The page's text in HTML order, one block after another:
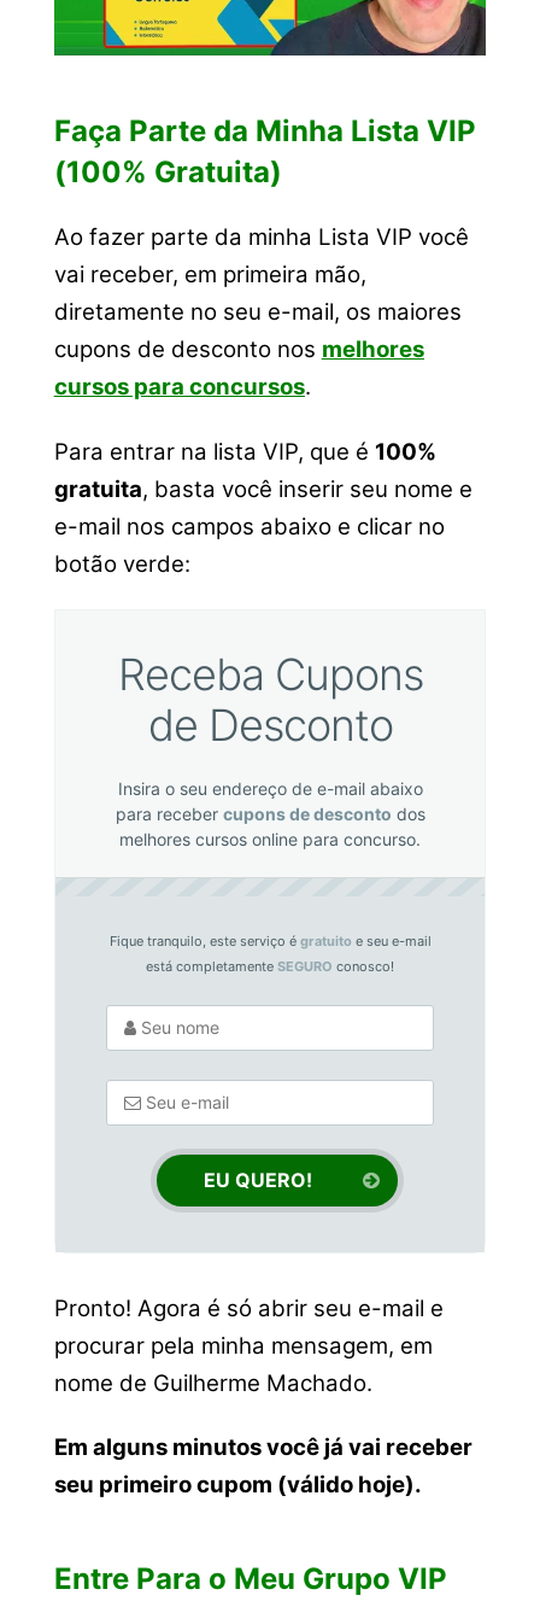
Faça Parte da Minha Lista VIP
(100% Gratuita)
Ao fazer parte da minha Lista VIP você
vai receber, em primeira mão,
diretamente no seu e-mail, os maiores
cupons de desconto nos melhores
cursos para concursos.
Para entrar na lista VIP, que é 100%
gratuita, basta você inserir seu nome e
e-mail nos campos abaixo e clicar no
botão verde:
Receba Cupons
de Desconto
Insira o seu endereço de e-mail abaixo
para receber cupons de desconto dos
melhores cursos online para concurso.
Fique tranquilo, este serviço é gratuito e seu e-mail
está completamente SEGURO conosco!
Pronto! Agora é só abrir seu e-mail e
procurar pela minha mensagem, em
nome de Guilherme Machado.
Em alguns minutos você já vai receber
seu primeiro cupom (válido hoje).
Entre Para o Meu Grupo VIP